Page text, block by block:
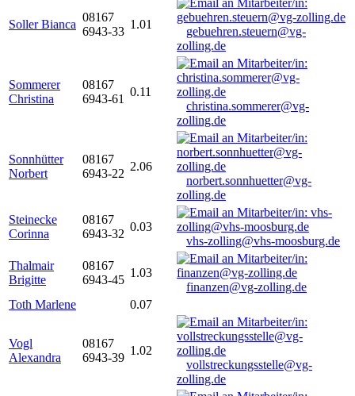
Soller Bianca
08167
6943-33
1.01
gebuehren.steuern@vg-
zolling.de
Sommerer
Christina
08167
6943-61
0.11
christina.sommerer@vg-
zolling.de
Sonnhütter
Norbert
08167
6943-22
2.06
norbert.sonnhuetter@vg-
zolling.de
Steinecke
Corinna
08167
6943-32
0.03
vhs-zolling@vhs-moosburg.de
Thalmair
Brigitte
08167
6943-45
1.03
finanzen@vg-zolling.de
Toth Marlene
0.07
Vogl
Alexandra
08167
6943-39
1.02
vollstreckungsstelle@vg-
zolling.de